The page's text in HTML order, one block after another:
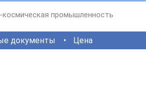
космическая промышленность
документы Цена